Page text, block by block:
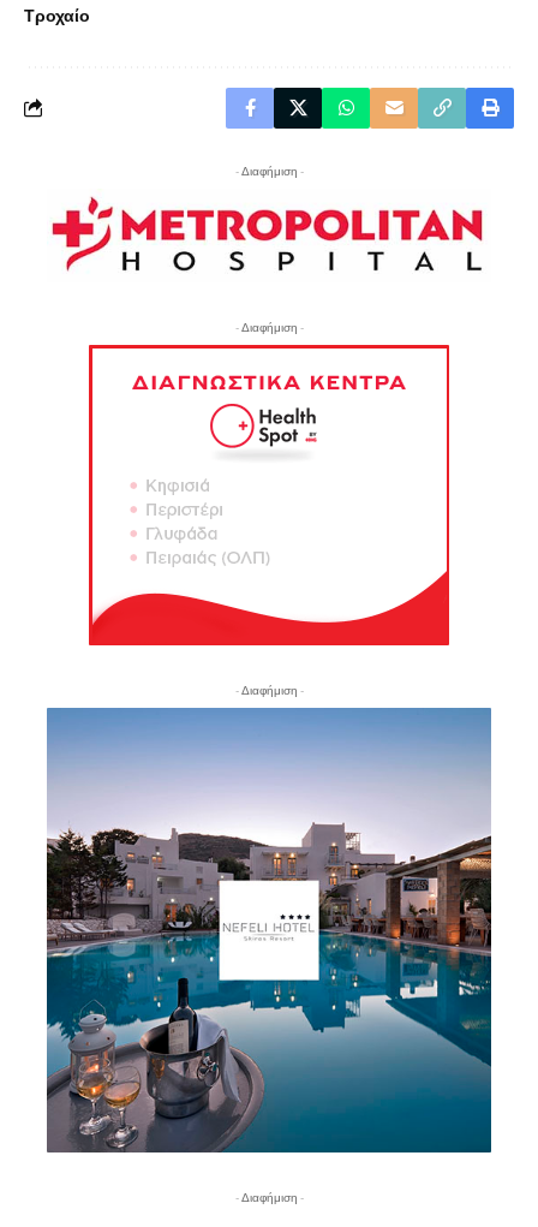
Τροχαίο
- Διαφήμιση -
- Διαφήμιση -
- Διαφήμιση -
- Διαφήμιση -